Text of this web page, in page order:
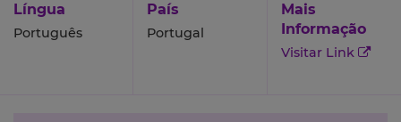
Língua
Português
País
Portugal
Mais
Informação
Visitar Link